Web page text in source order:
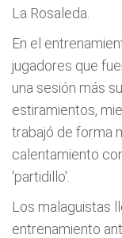
La Rosaleda.
En el
jugadores que
una sesión más
estiramientos,
trabajó de forma
calentamiento
'partidillo'.
Los malaguistas
entrenamiento